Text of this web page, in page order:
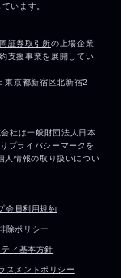
会員利用規約
除ポリシー
ィ基本方針
スメントポリシー